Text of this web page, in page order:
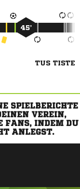
45’
TUS TISTE
SPIELBERICHTE
VEREIN,
FANS, INDEM DU
ANLEGST.